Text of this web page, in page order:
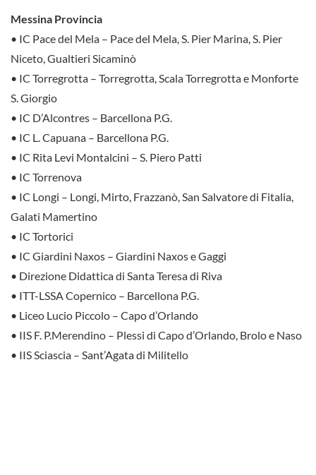
Messina Provincia
• IC Pace del Mela – Pace del Mela, S. Pier Marina, S. Pier
Niceto, Gualtieri Sicaminò
• IC Torregrotta – Torregrotta, Scala Torregrotta e Monforte
S. Giorgio
• IC D’Alcontres – Barcellona P.G.
• IC L. Capuana – Barcellona P.G.
• IC Rita Levi Montalcini – S. Piero Patti
• IC Torrenova
• IC Longi – Longi, Mirto, Frazzanò, San Salvatore di Fitalia,
Galati Mamertino
• IC Tortorici
• IC Giardini Naxos – Giardini Naxos e Gaggi
• Direzione Didattica di Santa Teresa di Riva
• ITT-LSSA Copernico – Barcellona P.G.
• Liceo Lucio Piccolo – Capo d’Orlando
• IIS F. P.Merendino – Plessi di Capo d’Orlando, Brolo e Naso
• IIS Sciascia – Sant’Agata di Militello